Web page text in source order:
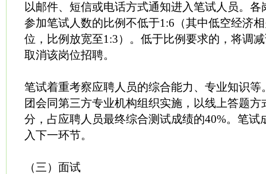
以邮件、短信或电话方式通知进入笔试人员。
参加笔试人数的比例不低于1:6（其中低空经济
位，比例放宽至1:3）。低于比例要求的，将调
取消该岗位招聘。
笔试着重考察应聘人员的综合能力、专业知识等
团会同第三方专业机构组织实施，以线上答题方
分，占应聘人员最终综合测试成绩的40%。笔试
入下一环节。
（三）面试